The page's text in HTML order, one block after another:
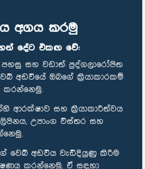
අගය කරමු
දේට එකඟ වේ:
පහසු සහ වඩාත් පුද්ගලාරෝපිත
අඩවියේ ඔබගේ ක්‍රියාකාරකම්
කරන්නෙමු.
ආරක්ෂාව සහ ක්‍රියාකාරීත්වය
උපාංග විස්තර සහ
වෙබ් අඩවිය වැඩිදියුණු කිරීම
කරන්නෙමු. ඒ සඳහා